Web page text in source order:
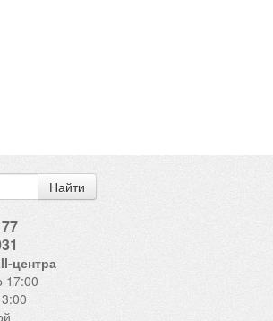
Найти
центра
17:00